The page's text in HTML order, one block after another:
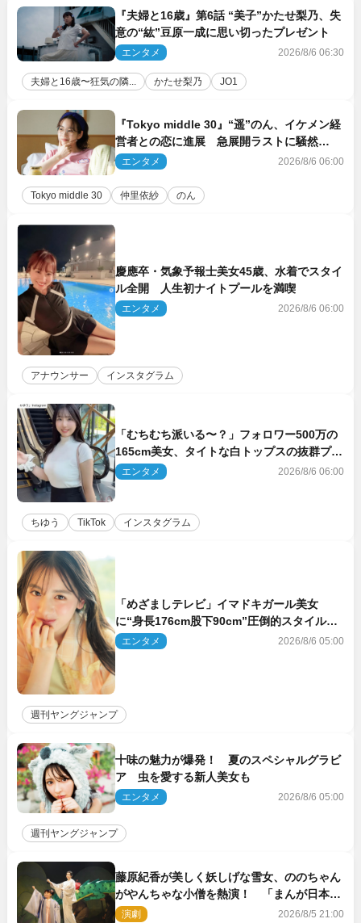
『夫婦と16歳』第6話 “美子”かたせ梨乃、失
意の“紘”豆原一成に思い切ったプレゼント
エンタメ 2026/8/6 06:30
夫婦と16歳〜狂気の隣... かたせ梨乃 JO1
『Tokyo middle 30』“遥”のん、イケメン経
営者との恋に進展 急展開ラストに騒然
「え…いきなり」「嫌な予感」
エンタメ 2026/8/6 06:00
Tokyo middle 30 仲里依紗 のん
慶應卒・気象予報士美女45歳、水着でスタイ
ル全開 人生初ナイトプールを満喫
エンタメ 2026/8/6 06:00
アナウンサー インスタグラム
「むちむち派いる〜？」フォロワー500万の
165cm美女、タイトな白トップスの抜群プロ
ポーションにネット衝撃
エンタメ 2026/8/6 06:00
ちゆう TikTok インスタグラム
「めざましテレビ」イマドキガール美女
に“身長176cm股下90cm”圧倒的スタイルの
美女も ヤンジャン最新号
エンタメ 2026/8/6 05:00
週刊ヤングジャンプ
十味の魅力が爆発！ 夏のスペシャルグラビ
ア 虫を愛する新人美女も
エンタメ 2026/8/6 05:00
週刊ヤングジャンプ
藤原紀香が美しく妖しげな雪女、ののちゃん
がやんちゃな小僧を熱演！ 「まんが日本昔
ばなし」劇場開幕
演劇 2026/8/5 21:00